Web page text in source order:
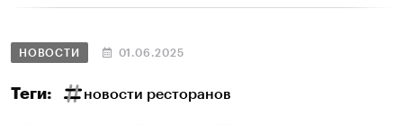
НОВОСТИ 01.06.2025
Теги: новости ресторанов